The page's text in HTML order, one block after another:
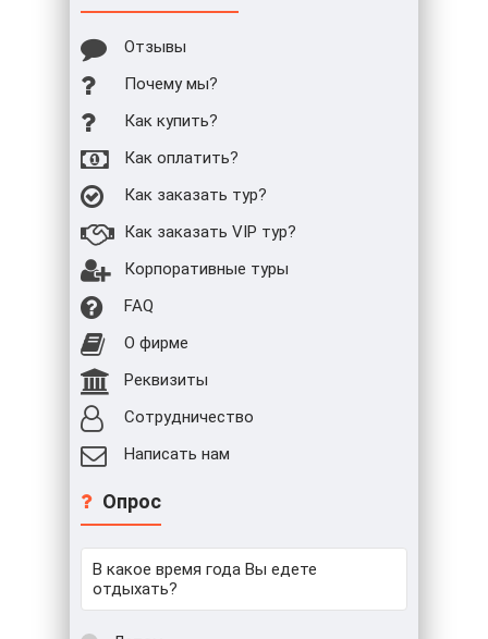
Отзывы
Почему мы?
Как купить?
Как оплатить?
Как заказать тур?
Как заказать VIP тур?
Корпоративные туры
FAQ
О фирме
Реквизиты
Сотрудничество
Написать нам
Опрос
В какое время года Вы едете
отдыхать?